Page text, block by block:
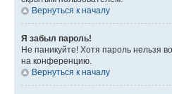
Вернуться к началу
Я забыл пароль!
Не паникуйте! Хотя пароль нельзя
на конференцию.
Вернуться к началу